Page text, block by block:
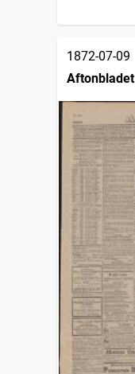
1872-07-09
Aftonbladet